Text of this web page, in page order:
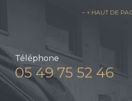
– ↑ HAUT DE
Téléphone
05 49 75 52 46